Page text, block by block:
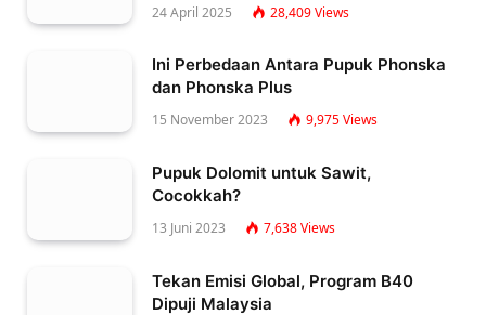
24 April 2025 28,409Views
Ini Perbedaan Antara Pupuk Phonska
dan Phonska Plus
15 November 2023 9,975Views
Pupuk Dolomit untuk Sawit,
Cocokkah?
13 Juni 2023 7,638Views
Tekan Emisi Global, Program B40
Dipuji Malaysia